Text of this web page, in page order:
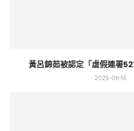
黃呂錦茹被認定「虛假連署
2025-06-16